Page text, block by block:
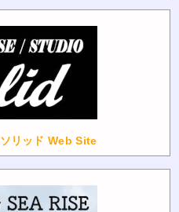
ソリッド Web Site